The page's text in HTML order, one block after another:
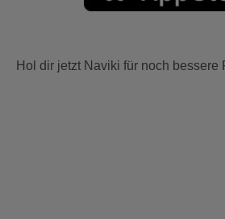
Hol dir jetzt Naviki für noch bessere